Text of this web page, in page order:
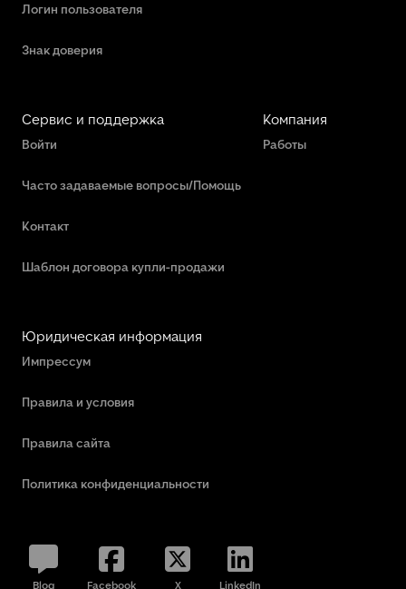
Логин пользователя
Знак доверия
Сервис и поддержка
Войти
Часто задаваемые вопросы/Помощь
Контакт
Шаблон договора купли-продажи
Компания
Работы
Юридическая информация
Импрессум
Правила и условия
Правила сайта
Политика конфиденциальности
Blog Facebook X LinkedIn